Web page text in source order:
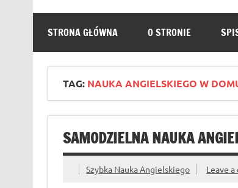
STRONA GŁÓWNA O STRONIE
TAG: NAUKA ANGIELSKIEGO W
SAMODZIELNA NAUKA
Szybka Nauka Angielskiego Leave